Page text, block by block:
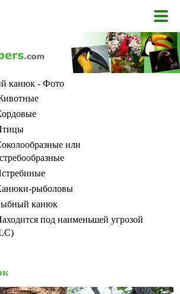
канюк - Фото
или
рыболовы
канюк
под наименьшей угрозой